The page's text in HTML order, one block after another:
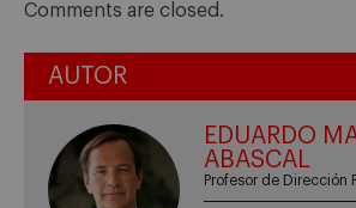
Comments are closed.
AUTOR
EDUARDO
ABASCAL
Profesor de Dirección